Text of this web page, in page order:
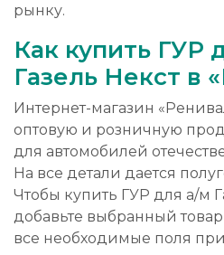
рынку.
Как купить ГУР
Газель Некст в
Интернет-магазин
оптовую и розничную
для автомобилей
На все детали дается
Чтобы купить ГУР для а/м
добавьте выбранный
все необходимые поля